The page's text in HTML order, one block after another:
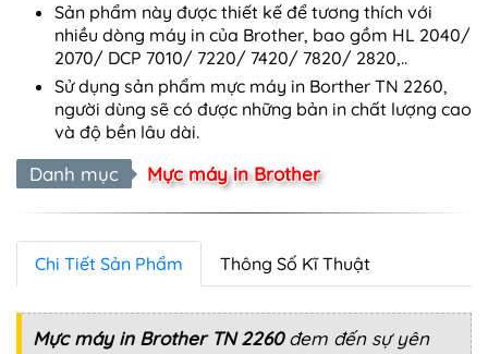
Sản phẩm này được thiết kế để tương thích với
nhiều dòng máy in của Brother, bao gồm HL 2040/
2070/ DCP 7010/ 7220/ 7420/ 7820/ 2820,..
Sử dụng sản phẩm mực máy in Borther TN 2260,
người dùng sẽ có được những bản in chất lượng cao
và độ bền lâu dài.
Danh mục Mực máy in Brother
Chi Tiết Sản Phẩm Thông Số Kĩ Thuật
Mực máy in Brother TN 2260đem đến sự yên